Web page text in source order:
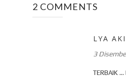
2 COMMENTS
LYA
3
TERBAIK